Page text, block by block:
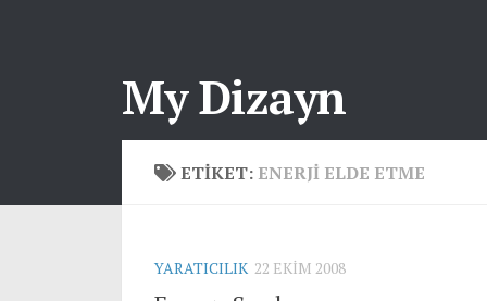
My Dizayn
ETIKET: ENERJI ELDE ETME
YARATICILIK 22 EKIM 2008